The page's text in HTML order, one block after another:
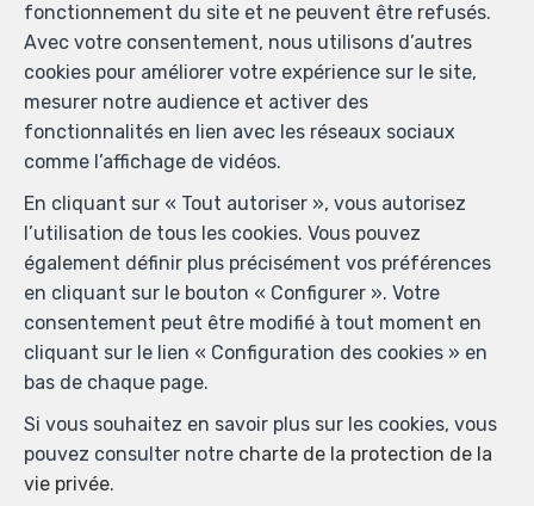
Localiser sur la carte
fonctionnement du site et ne peuvent être refusés.
Avec votre consentement, nous utilisons d’autres
cookies pour améliorer votre expérience sur le site,
mesurer notre audience et activer des
fonctionnalités en lien avec les réseaux sociaux
comme l’affichage de vidéos.
En cliquant sur « Tout autoriser », vous autorisez
l’utilisation de tous les cookies. Vous pouvez
également définir plus précisément vos préférences
en cliquant sur le bouton « Configurer ». Votre
consentement peut être modifié à tout moment en
cliquant sur le lien « Configuration des cookies » en
bas de chaque page.
Si vous souhaitez en savoir plus sur les cookies, vous
pouvez consulter notre charte de la protection de la
vie privée.